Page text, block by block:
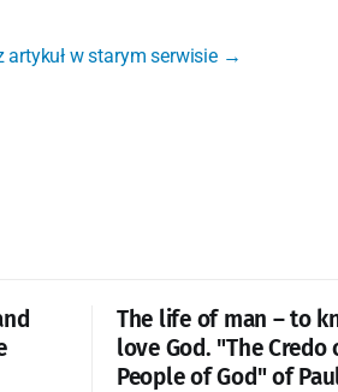
artykuł w starym serwisie →
The life of man – to
love God. "The Credo
People of God" of